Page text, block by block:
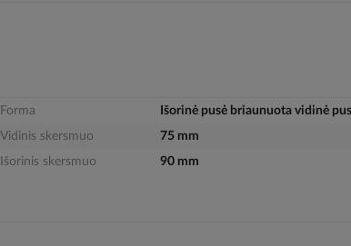
Forma
Išorinė pusė briaunuota vidinė
Vidinis skersmuo
75 mm
Išorinis skersmuo
90 mm